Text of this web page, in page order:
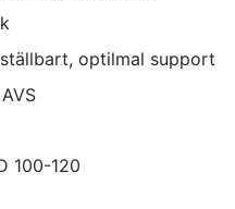
ställbart, optilmal support
100-120